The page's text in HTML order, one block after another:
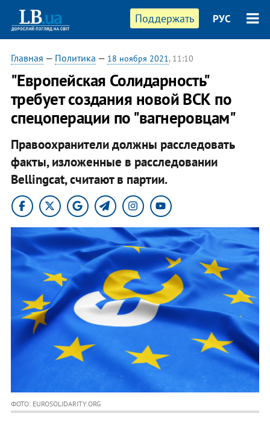
Поддержать РУС
Главная — Политика — 18 ноября 2021, 11:10
"Европейская Солидарность"
требует создания новой ВСК по
спецоперации по "вагнеровцам"
Правоохранители должны расследовать
факты, изложенные в расследовании
Bellingcat, считают в партии.
ФОТО: EUROSOLIDARITY.ORG